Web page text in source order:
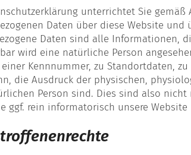
unterrichtet Sie
Daten über diese Website und
Daten sind alle Informationen,
wird eine natürliche Person
einer Kennnummer, zu Standortdaten,
die Ausdruck der physischen,
Person sind. Dies sind also nicht
ggf. rein informatorisch unsere Website